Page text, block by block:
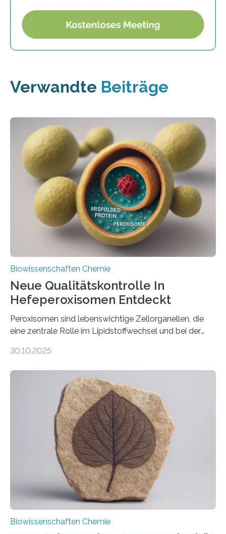
Verwandte Beiträge
Biowissenschaften Chemie
Neue Qualitätskontrolle In
Hefeperoxisomen Entdeckt
Peroxisomen sind lebenswichtige Zellorganellen, die
eine zentrale Rolle im Lipidstoffwechsel und bei der
erfüllen können, müssen zahlreiche Enzyme präzise in
der Ruhr-Universität Bochum um Prof. Dr. Ralf Erdmann
und Dr. Ismaila Francis Yusuf hat nun einen bislang
unbekannten Qualitätskontrollmechanismus des
peroxisomalen Proteintransports in der Bäckerhefe
Saccharomyces cerevisiae entdeckt, der für die
Funktionsfähigkeit der Organellen entscheidend ist. Die
Studie wurde am 28. Oktober 2025 in der
Fachzeitschrift…
30.10.2025
Biowissenschaften Chemie